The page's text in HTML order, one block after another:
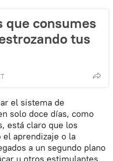
que consumes
tus
el sistema de
solo doce días, como
está claro que los
aprendizaje o la
a un segundo plano
u otros estimulantes